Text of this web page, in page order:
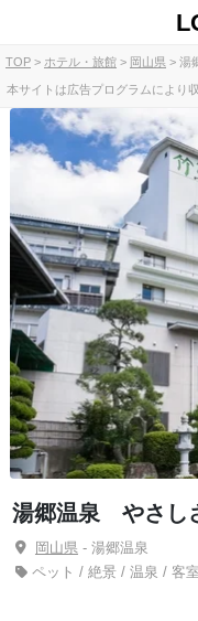
TOP ホテル・旅館 岡山県 湯
本サイトは広告プログラムにより
湯郷温泉 やさし
岡山県- 湯郷温泉
ペット / 絶景 / 温泉 / 客